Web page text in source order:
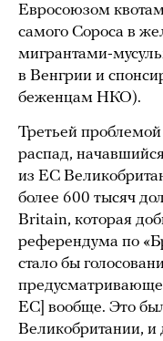
Евросоюзом
самого Сороса в
мигрантами-
в Венгрии и
беженцам НКО).
Третьей
распад,
из ЕС
более 600 тысяч
Britain, которая
референдума по
стало бы
ЕС] вообще. Это
Великобритании,